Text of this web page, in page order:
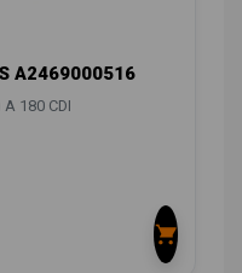
A2469000516
A 180 CDI